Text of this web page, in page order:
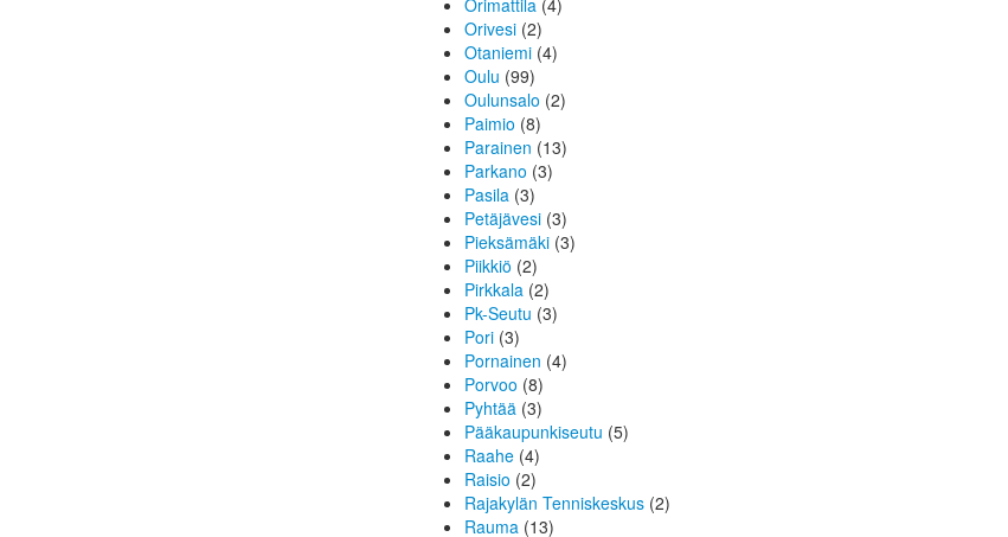
Orimattila (4)
Orivesi (2)
Otaniemi (4)
Oulu (99)
Oulunsalo (2)
Paimio (8)
Parainen (13)
Parkano (3)
Pasila (3)
Petäjävesi (3)
Pieksämäki (3)
Piikkiö (2)
Pirkkala (2)
Pk-Seutu (3)
Pori (3)
Pornainen (4)
Porvoo (8)
Pyhtää (3)
Pääkaupunkiseutu (5)
Raahe (4)
Raisio (2)
Rajakylän Tenniskeskus (2)
Rauma (13)